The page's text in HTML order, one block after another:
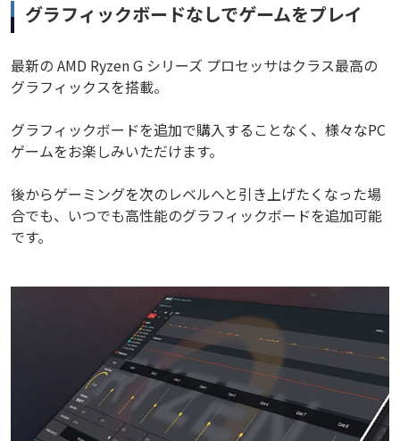
グラフィックボードなしでゲームをプレイ
最新の AMD Ryzen G シリーズ プロセッサはクラス最高の
グラフィックスを搭載。
グラフィックボードを追加で購入することなく、様々なPC
ゲームをお楽しみいただけます。
後からゲーミングを次のレベルへと引き上げたくなった場
合でも、いつでも高性能のグラフィックボードを追加可能
です。